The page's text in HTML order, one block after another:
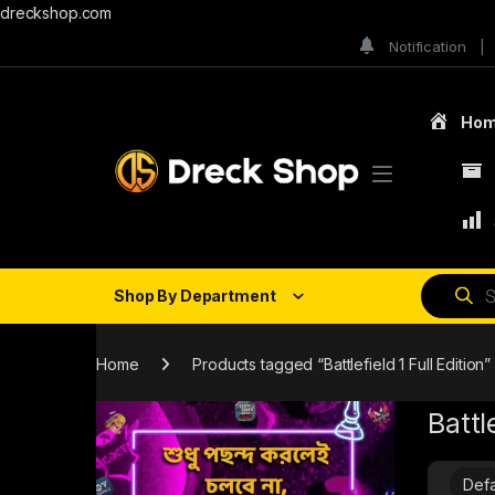
dreckshop.com
Notification
Shop By Department
Home Products tagged “Battlefield 1 Full Edition”